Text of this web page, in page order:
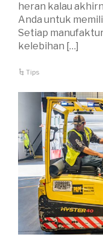
heran kalau
Anda untuk
Setiap
kelebihan […]
Tips